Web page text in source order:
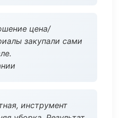
цена/
закупали сами
инструмент